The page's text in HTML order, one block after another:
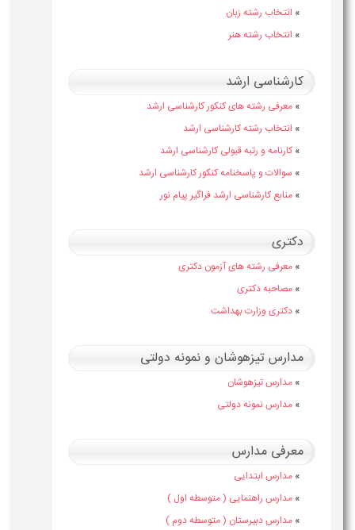
» انتخاب رشته زبان
» انتخاب رشته هنر
کارشناسی ارشد
» معرفی رشته های کنکور کارشناسی ارشد
» انتخاب رشته کارشناسی ارشد
» کارنامه و رتبه قبولی کارشناسی ارشد
» سوالات و پاسخنامه کنکور کارشناسی ارشد
» منابع کارشناسی ارشد فراگیر پیام نور
دکتری
» معرفی رشته های آزمون دکتری
» مصاحبه دکتری
» دکتری وزارت بهداشت
مدارس تیزهوشان و نمونه دولتی
» مدارس تیزهوشان
» مدارس نمونه دولتی
معرفی مدارس
» مدارس ابتدایی
» مدارس راهنمایی ( متوسطه اول )
» مدارس دبیرستان ( متوسطه دوم )